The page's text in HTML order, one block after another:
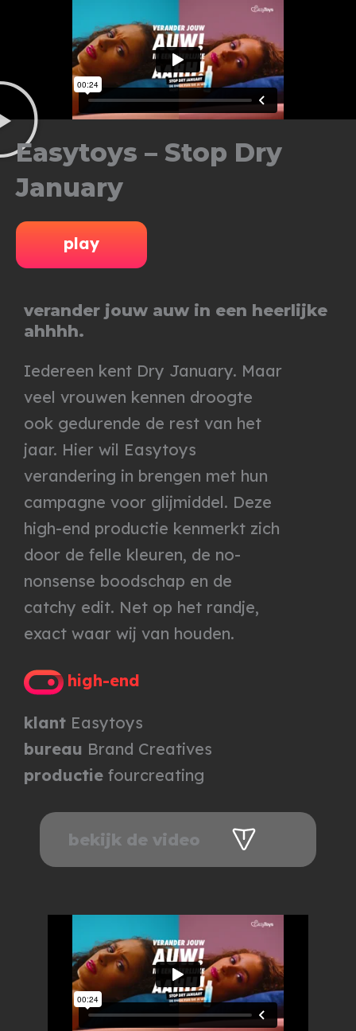
inhoud
Easytoys – Stop Dry
January
play
verander jouw auw in een heerlijke
ahhhh.
Iedereen kent Dry January. Maar
veel vrouwen kennen droogte
ook gedurende de rest van het
jaar. Hier wil Easytoys
verandering in brengen met hun
campagne voor glijmiddel. Deze
high-end productie kenmerkt zich
door de felle kleuren, de no-
nonsense boodschap en de
catchy edit. Net op het randje,
exact waar wij van houden.
high-end
klant Easytoys
bureau Brand Creatives
productie fourcreating
bekijk de video